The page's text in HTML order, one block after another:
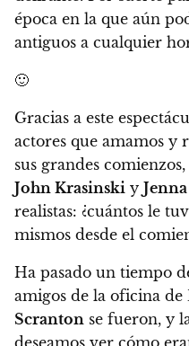
época en la que aún
antiguos a cualquier
🙂
Gracias a este
actores que amamos y
sus grandes
John Krasinski y
realistas: ¿cuántos le
mismos desde el
Ha pasado un tiempo
amigos de la oficina de
Scranton se fueron, y
deseamos ver cómo